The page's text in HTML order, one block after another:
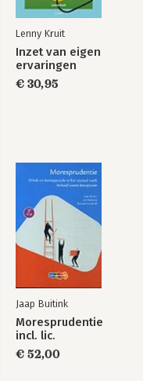
Lenny Kruit
Inzet van eigen
ervaringen
€ 30,95
Jaap Buitink
Moresprudentie
incl. lic.
€ 52,00